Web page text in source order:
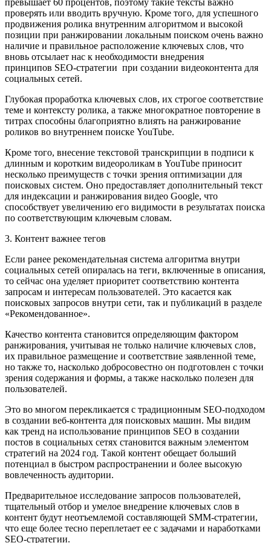
проверять или вводить вручную. Кроме того, для успешного
продвижения ролика внутренним алгоритмом и высокой
позиции при ранжировании локальным поиском очень важно
наличие и правильное расположение ключевых слов, что
вновь отсылает нас к необходимости внедрения
принципов SEO-стратегии при создании видеоконтента для
социальных сетей.
Глубокая проработка ключевых слов, их строгое соответствие
теме и контексту ролика, а также многократное повторение в
титрах способны благоприятно влиять на ранжирование
роликов во внутреннем поиске YouTube.
Кроме того, внесение текстовой транскрипции в подписи к
длинным и коротким видеороликам в YouTube приносит
несколько преимуществ с точки зрения оптимизации для
поисковых систем. Оно предоставляет дополнительный текст
для индексации и ранжирования видео Google, что
способствует увеличению его видимости в результатах поиска
по соответствующим ключевым словам.
3. Контент важнее тегов
Если ранее рекомендательная система алгоритма внутри
социальных сетей опиралась на теги, включенные в описания,
то сейчас она уделяет приоритет соответствию контента
запросам и интересам пользователей. Это касается как
поисковых запросов внутри сети, так и публикаций в разделе
«Рекомендованное».
Качество контента становится определяющим фактором
ранжирования, учитывая не только наличие ключевых слов,
их правильное размещение и соответствие заявленной теме,
но также то, насколько добросовестно он подготовлен с точки
зрения содержания и формы, а также насколько полезен для
пользователей.
Это во многом перекликается с традиционным SEO-подходом
в создании веб-контента для поисковых машин. Мы видим
как тренд на использование принципов SEO в создании
постов в социальных сетях становится важным элементом
стратегий на 2024 год. Такой контент обещает больший
потенциал в быстром распространении и более высокую
вовлеченность аудитории.
Предварительное исследование запросов пользователей,
тщательный отбор и умелое внедрение ключевых слов в
контент будут неотъемлемой составляющей SMM-стратегии,
что еще более тесно переплетает ее с задачами и наработками
SEO-стратегии.